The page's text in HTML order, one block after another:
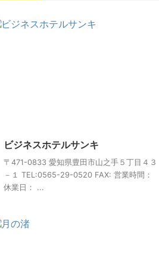
ビジネスホテルサンキ
〒471-0833 愛知県豊田市山之手５丁目４３
－１ TEL:0565-29-0520 FAX: 営業時間：
休業日： ...